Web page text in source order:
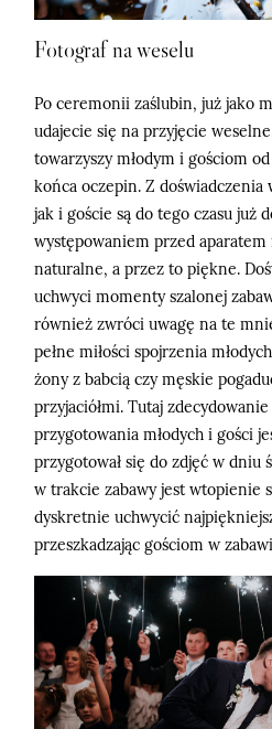
Fotograf na weselu
Po ceremonii zaślubin, już jako
udajecie się na przyjęcie
towarzyszy młodym i gościom
końca oczepin. Z doświadczenia
jak i goście są do tego czasu już
występowaniem przed aparatem
naturalne, a przez to piękne.
uchwyci momenty szalonej
również zwróci uwagę na te
pełne miłości spojrzenia
żony z babcią czy męskie
przyjaciółmi. Tutaj
przygotowania młodych i gości
przygotował się do zdjęć w dniu
w trakcie zabawy jest wtopienie
dyskretnie uchwycić
przeszkadzając gościom w